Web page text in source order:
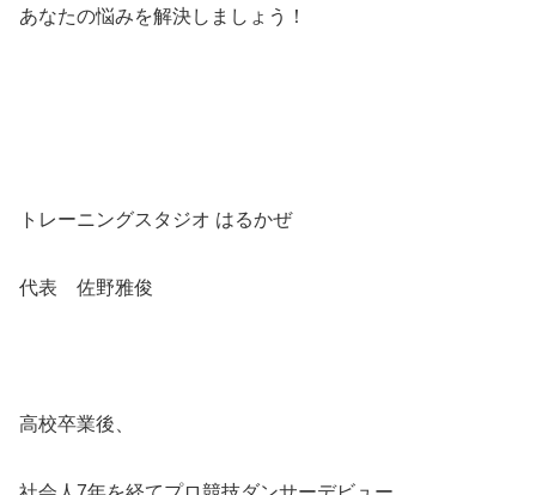
あなたの悩みを解決しましょう！
トレーニングスタジオ はるかぜ
代表 佐野雅俊
高校卒業後、